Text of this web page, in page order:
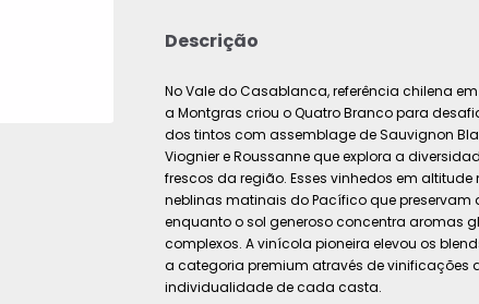
Descrição
No Vale do Casablanca, referência chilena
a Montgras criou o Quatro Branco para
dos tintos com assemblage de Sauvignon
Viognier e Roussanne que explora a
frescos da região. Esses vinhedos em
neblinas matinais do Pacífico que preservam
enquanto o sol generoso concentra aromas
complexos. A vinícola pioneira elevou os
a categoria premium através de vinificações
individualidade de cada casta.